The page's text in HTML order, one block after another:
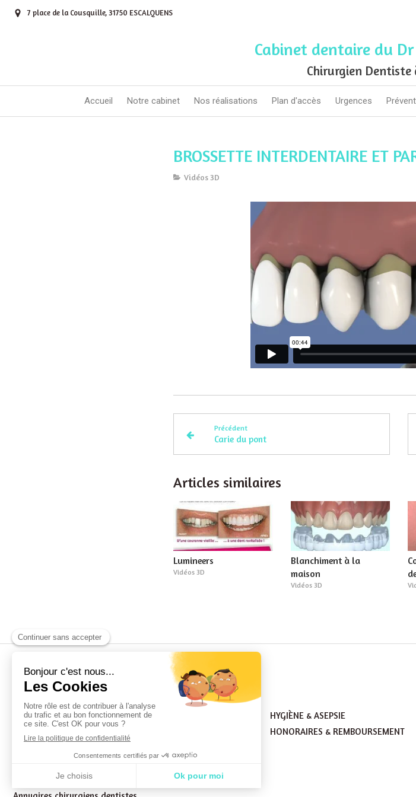
7 place de la Cousquille, 31750 ESCALQUENS
Cabinet dentaire du
Chirurgien Dentiste
Accueil Notre cabinet Nos réalisations Plan d'accès Urgences
BROSSETTE INTERDENTAIRE ET
Vidéos 3D
Précédent
Carie du pont
Articles similaires
Lumineers
Vidéos 3D
Blanchiment à la
maison
Vidéos 3D
Cabinet dentaire du Dr Annick RENAUDIE
Conditions Générales Utilisation
Ordre national
HYGIÈNE & ASEPSIE
HONORAIRES & REMBOURSEMENT